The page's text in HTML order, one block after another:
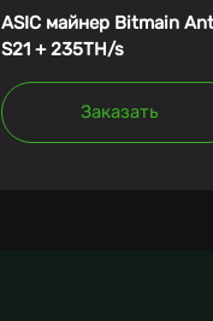
ASIC майнер Bitmain
S21 + 235TH/s
Заказать